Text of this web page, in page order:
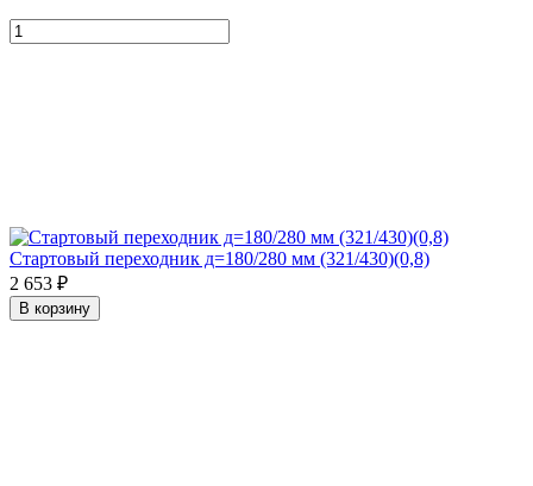
Стартовый переходник д=180/280 мм (321/430)(0,8)
2 653 ₽
В корзину